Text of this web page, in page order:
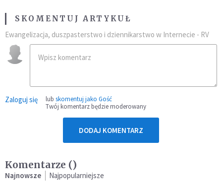
SKOMENTUJ ARTYKUŁ
Ewangelizacja, duszpasterstwo i dziennikarstwo w Internecie - RV
Zaloguj się lub skomentuj jako Gość
Twój komentarz będzie moderowany
DODAJ KOMENTARZ
Komentarze ()
Najnowsze Najpopularniejsze